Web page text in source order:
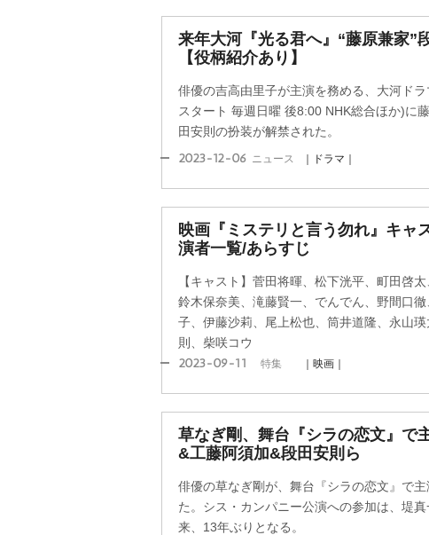
来年大河『光る君へ』“藤原兼家”
【役柄紹介あり】
俳優の吉高由里子が主演を務める、大河ド
スタート 毎週日曜 後8:00 NHK総合ほか)に
田安則の扮装が解禁された。
2023-12-06 ニュース ｜ドラマ｜
映画『ミステリと言う勿れ』キャ
演者一覧/あらすじ
【キャスト】菅田将暉、松下洸平、町田啓
鈴木保奈美、滝藤賢一、でんでん、野間口
子、伊藤沙莉、尾上松也、筒井道隆、永山
則、柴咲コウ
2023-09-11 特集 ｜映画｜
草なぎ剛、舞台『シラの恋文』で
&工藤阿須加&段田安則ら
俳優の草なぎ剛が、舞台『シラの恋文』で
た。シス・カンパニー公演への参加は、堤
来、13年ぶりとなる。